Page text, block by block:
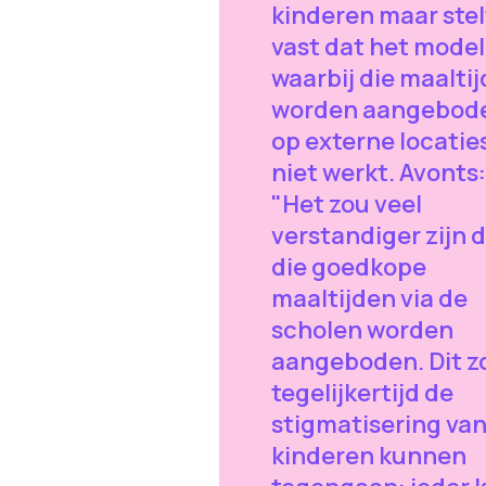
kinderen maar
vast dat het model
waarbij die
worden
op externe
niet werkt. Avonts:
"Het zou veel
verstandiger zijn
die goedkope
maaltijden via de
scholen worden
aangeboden. Dit
tegelijkertijd de
stigmatisering van
kinderen kunnen